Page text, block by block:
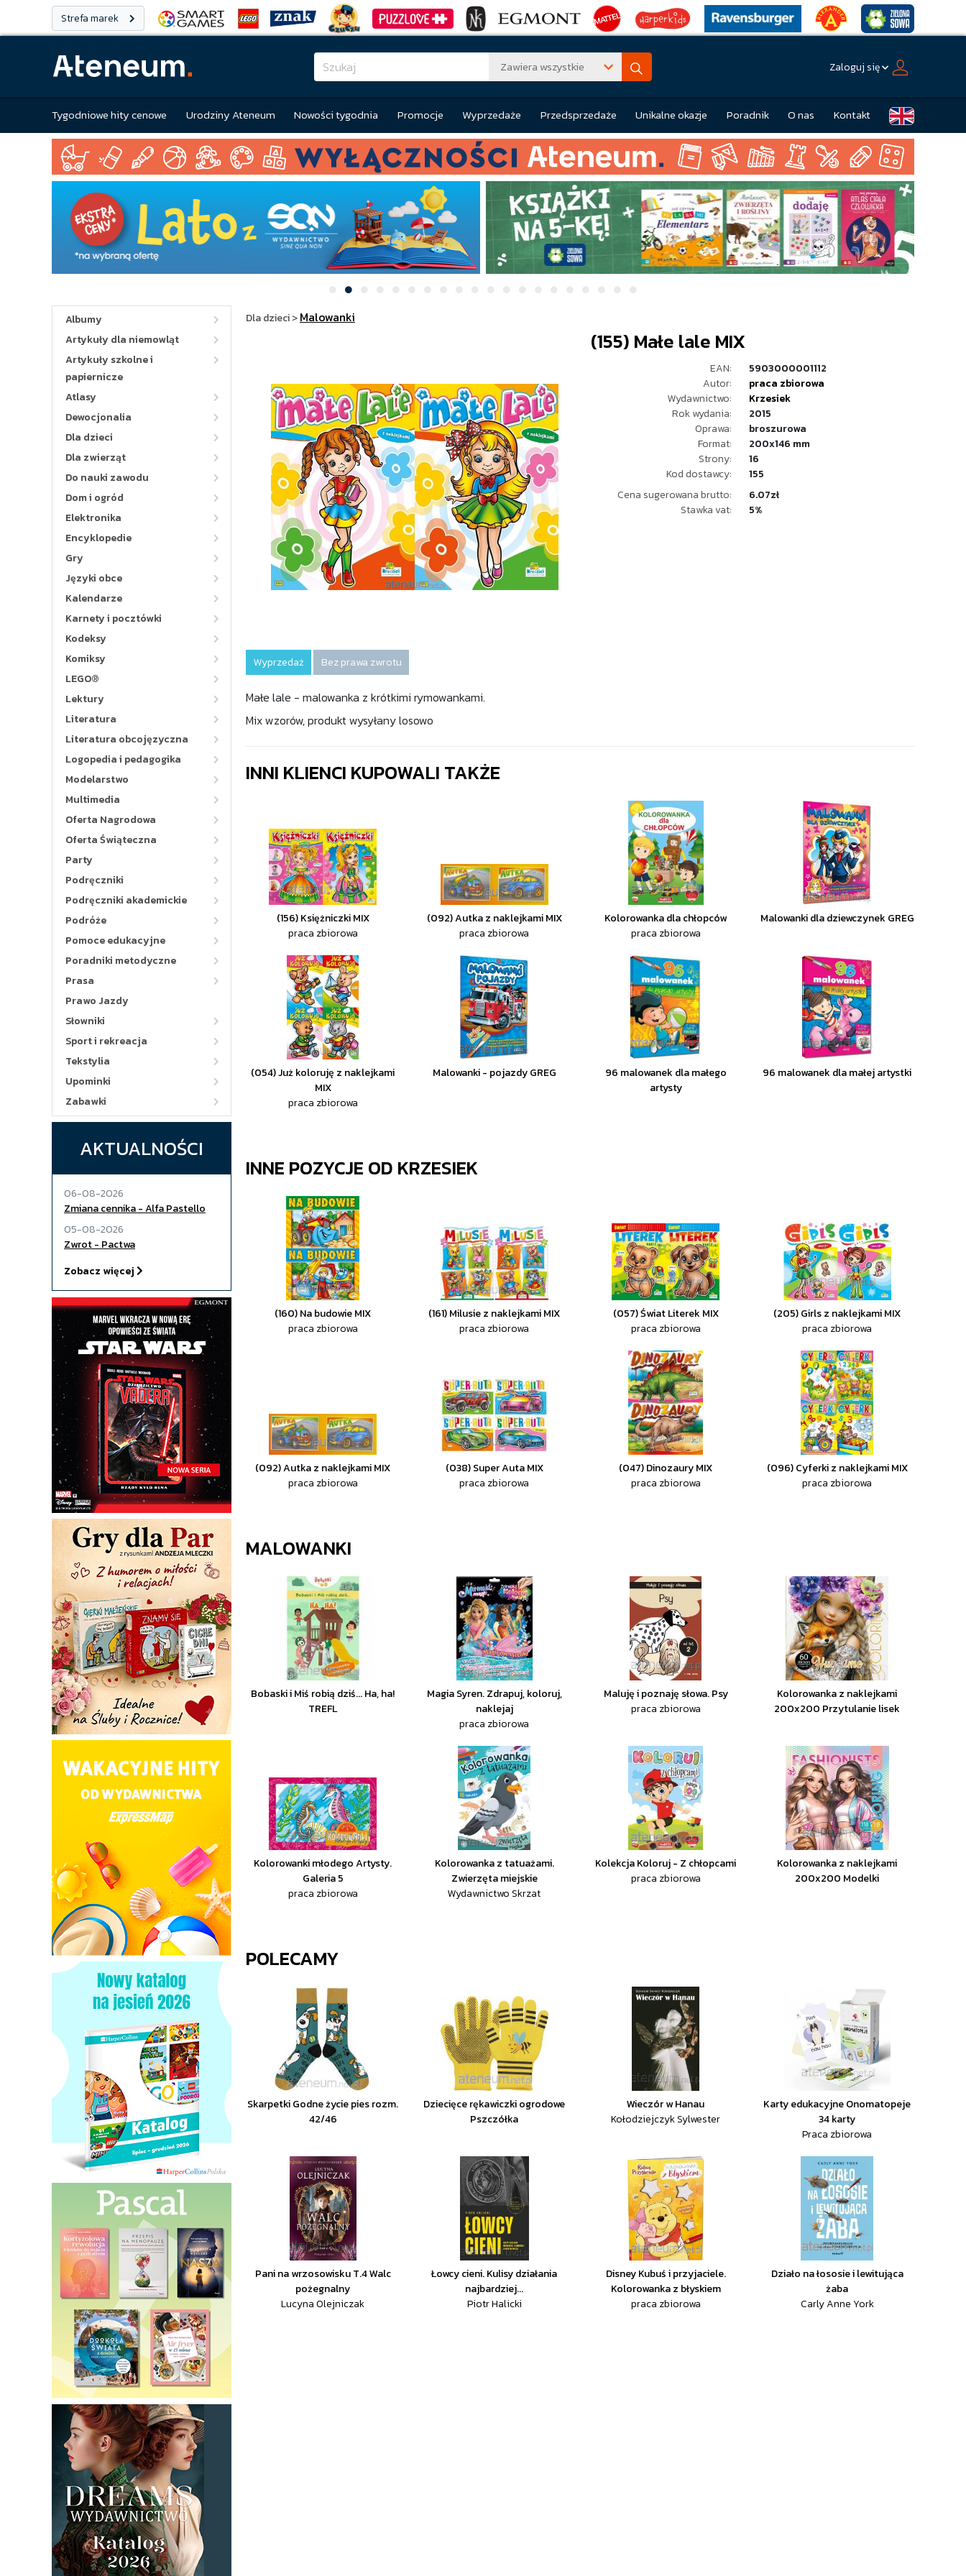
Strefa marek
Zawiera wszystkie Zaloguj się
Tygodniowe hity cenowe Urodziny Ateneum Nowości tygodnia Promocje Wyprzedaże Przedsprzedaże Unikalne okazje Poradnik O nas Kontakt
Albumy
Artykuły dla niemowląt
Artykuły szkolne i
papiernicze
Atlasy
Dewocjonalia
Dla dzieci
Dla zwierząt
Do nauki zawodu
Dom i ogród
Elektronika
Encyklopedie
Gry
Języki obce
Kalendarze
Karnety i pocztówki
Kodeksy
Komiksy
LEGO®
Lektury
Literatura
Literatura obcojęzyczna
Logopedia i pedagogika
Modelarstwo
Multimedia
Oferta Nagrodowa
Oferta Świąteczna
Party
Podręczniki
Podręczniki akademickie
Podróże
Pomoce edukacyjne
Poradniki metodyczne
Prasa
Prawo Jazdy
Słowniki
Sport i rekreacja
Tekstylia
Upominki
Zabawki
AKTUALNOŚCI
06-08-2026
Zmiana cennika - Alfa Pastello
05-08-2026
Zwrot - Pactwa
Zobacz więcej
Dla dzieci>Malowanki
(155) Małe lale MIX
EAN:
5903000001112
Autor:
praca zbiorowa
Wydawnictwo:
Krzesiek
Rok wydania:
2015
Oprawa:
broszurowa
Format:
200x146 mm
Strony:
16
Kod dostawcy:
155
Cena sugerowana brutto:
6.07zł
Stawka vat:
5%
Wyprzedaż Bez prawa zwrotu
Małe lale - malowanka z krótkimi rymowankami.
Mix wzorów, produkt wysyłany losowo
INNI KLIENCI KUPOWALI TAKŻE
(156) Księżniczki MIX
praca zbiorowa
(092) Autka z naklejkami MIX
praca zbiorowa
Kolorowanka dla chłopców
praca zbiorowa
Malowanki dla dziewczynek GREG
(054) Już koloruję z naklejkami
MIX
praca zbiorowa
Malowanki - pojazdy GREG
96 malowanek dla małego
artysty
96 malowanek dla małej artystki
INNE POZYCJE OD KRZESIEK
(160) Na budowie MIX
praca zbiorowa
(161) Milusie z naklejkami MIX
praca zbiorowa
(057) Świat Literek MIX
praca zbiorowa
(205) Girls z naklejkami MIX
praca zbiorowa
(092) Autka z naklejkami MIX
praca zbiorowa
(038) Super Auta MIX
praca zbiorowa
(047) Dinozaury MIX
praca zbiorowa
(096) Cyferki z naklejkami MIX
praca zbiorowa
MALOWANKI
Bobaski i Miś robią dziś... Ha, ha!
TREFL
Magia Syren. Zdrapuj, koloruj,
naklejaj
praca zbiorowa
Maluję i poznaję słowa. Psy
praca zbiorowa
Kolorowanka z naklejkami
200x200 Przytulanie lisek
Kolorowanki młodego Artysty.
Galeria 5
praca zbiorowa
Kolorowanka z tatuażami.
Zwierzęta miejskie
Wydawnictwo Skrzat
Kolekcja Koloruj - Z chłopcami
praca zbiorowa
Kolorowanka z naklejkami
200x200 Modelki
POLECAMY
Skarpetki Godne życie pies rozm.
42/46
Dziecięce rękawiczki ogrodowe
Pszczółka
Wieczór w Hanau
Kołodziejczyk Sylwester
Karty edukacyjne Onomatopeje
34 karty
Praca zbiorowa
Pani na wrzosowisku T.4 Walc
pożegnalny
Lucyna Olejniczak
Łowcy cieni. Kulisy działania
najbardziej...
Piotr Halicki
Disney Kubuś i przyjaciele.
Kolorowanka z błyskiem
praca zbiorowa
Działo na łososie i lewitująca
żaba
Carly Anne York